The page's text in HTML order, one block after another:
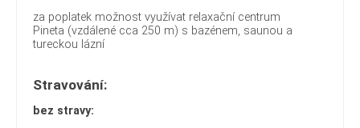
za poplatek možnost využívat relaxační centrum
Pineta (vzdálené cca 250 m) s bazénem, saunou a
tureckou lázní
Stravování:
bez stravy: